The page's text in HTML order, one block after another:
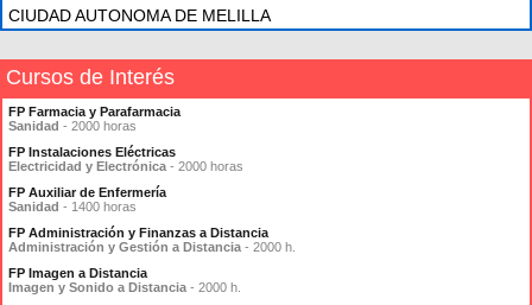
CIUDAD AUTONOMA DE MELILLA
Cursos de Interés
FP Farmacia y Parafarmacia
Sanidad - 2000 horas
FP Instalaciones Eléctricas
Electricidad y Electrónica - 2000 horas
FP Auxiliar de Enfermería
Sanidad - 1400 horas
FP Administración y Finanzas a Distancia
Administración y Gestión a Distancia - 2000 h.
FP Imagen a Distancia
Imagen y Sonido a Distancia - 2000 h.